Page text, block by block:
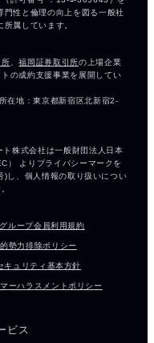
グループ会員利用規約
勢力排除ポリシー
キュリティ基本方針
ーハラスメントポリシー